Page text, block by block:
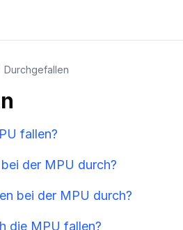
Durchgefallen
fallen?
der MPU durch?
bei der MPU durch?
die MPU fallen?